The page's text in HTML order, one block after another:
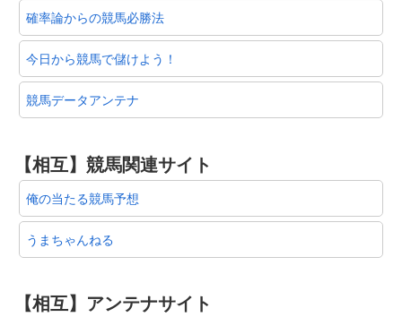
確率論からの競馬必勝法
今日から競馬で儲けよう！
競馬データアンテナ
【相互】競馬関連サイト
俺の当たる競馬予想
うまちゃんねる
【相互】アンテナサイト